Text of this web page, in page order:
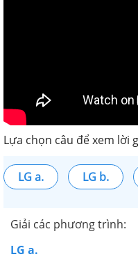
Lựa chọn câu để xem lời
LG a. LG b.
Giải các phương trình:
LG a.